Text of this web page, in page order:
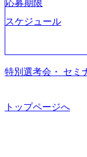
_956x512.webp
on.appspot.com/
m/our-vision-
ング会社で、NRI
開発、運用保守と
特長 ビジネスへの
て未来を創造し、
ている Mission:私
話 IoT社会の浸透
急伸長しており、
中 https://
on-
cb8-329e-4a45-a8f5-
応募期限
スケジュール
特別選考会・ セミ
トップページへ